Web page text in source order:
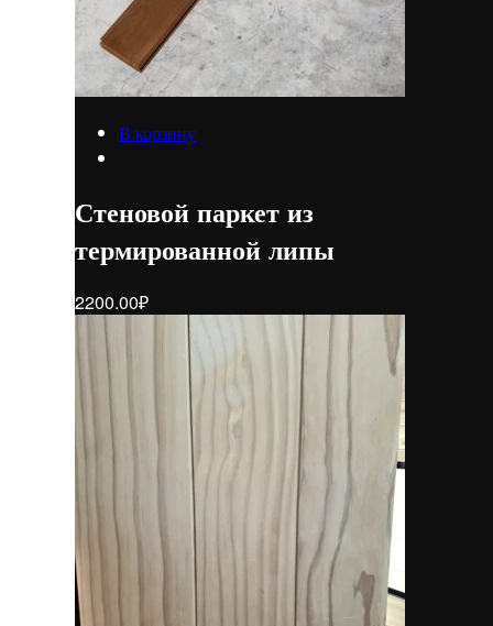
В корзину
Стеновой паркет из
термированной липы
2200.00₽